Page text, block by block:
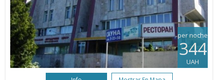
per noche
344
UAH